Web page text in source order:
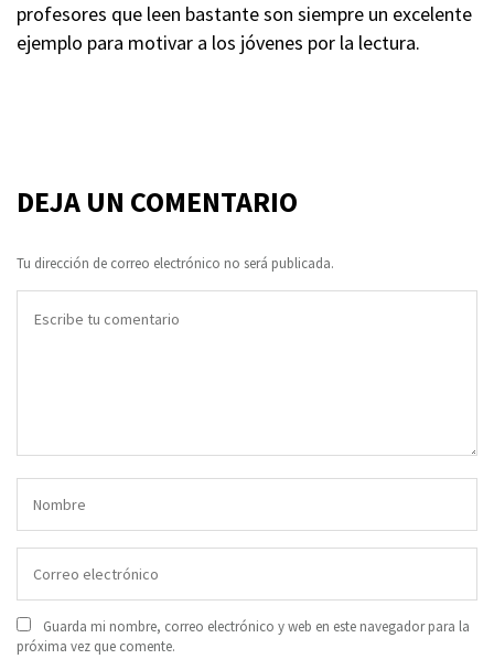
profesores que leen bastante son siempre un excelente
ejemplo para motivar a los jóvenes por la lectura.
DEJA UN COMENTARIO
Tu dirección de correo electrónico no será publicada.
Guarda mi nombre, correo electrónico y web en este navegador para la
próxima vez que comente.